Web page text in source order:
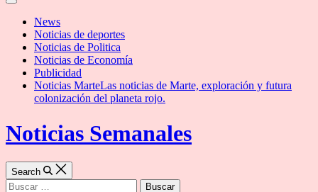
Off
CanvasNews
Noticias de deportes
Noticias de Politica
Noticias de Economía
Publicidad
Noticias MarteLas noticias de Marte, exploración y futura
colonización del planeta rojo.
Noticias Semanales
Search
Buscar: